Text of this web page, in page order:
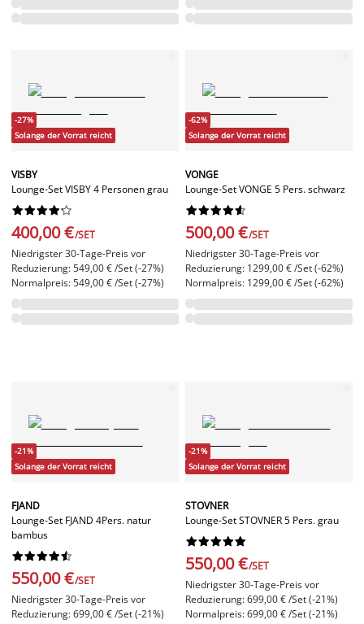
-27%
Solange der Vorrat reicht
VISBY
Lounge-Set VISBY 4 Personen grau






400,00 €/SET
Niedrigster 30-Tage-Preis vor
Reduzierung: 549,00 € /Set (-27%)
Normalpreis: 549,00 € /Set (-27%)
-62%
Solange der Vorrat reicht
VONGE
Lounge-Set VONGE 5 Pers. schwarz






500,00 €/SET
Niedrigster 30-Tage-Preis vor
Reduzierung: 1299,00 € /Set (-62%)
Normalpreis: 1299,00 € /Set (-62%)
-21%
Solange der Vorrat reicht
FJAND
Lounge-Set FJAND 4Pers. natur
bambus






550,00 €/SET
Niedrigster 30-Tage-Preis vor
Reduzierung: 699,00 € /Set (-21%)
-21%
Solange der Vorrat reicht
STOVNER
Lounge-Set STOVNER 5 Pers. grau






550,00 €/SET
Niedrigster 30-Tage-Preis vor
Reduzierung: 699,00 € /Set (-21%)
Normalpreis: 699,00 € /Set (-21%)